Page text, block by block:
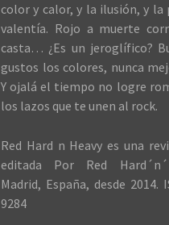
color y calor, y la ilusión, y la
valentía. Rojo a muerte
casta… ¿Es un jeroglífico?
gustos los colores, nunca
Y ojalá el tiempo no logre
los lazos que te unen al rock.
Red Hard n Heavy es una
editada Por Red
Madrid, España, desde 2014.
9284